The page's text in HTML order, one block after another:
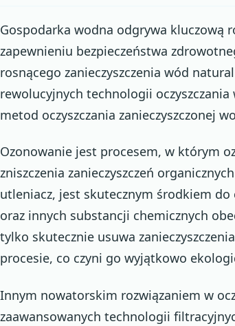
Gospodarka wodna odgrywa kluczową
zapewnieniu bezpieczeństwa
rosnącego zanieczyszczenia wód
rewolucyjnych technologii
metod oczyszczania zanieczyszczonej
Ozonowanie jest procesem, w którym
zniszczenia zanieczyszczeń
utleniacz, jest skutecznym środkiem
oraz innych substancji chemicznych
tylko skutecznie usuwa
procesie, co czyni go wyjątkowo
Innym nowatorskim rozwiązaniem w
zaawansowanych technologii